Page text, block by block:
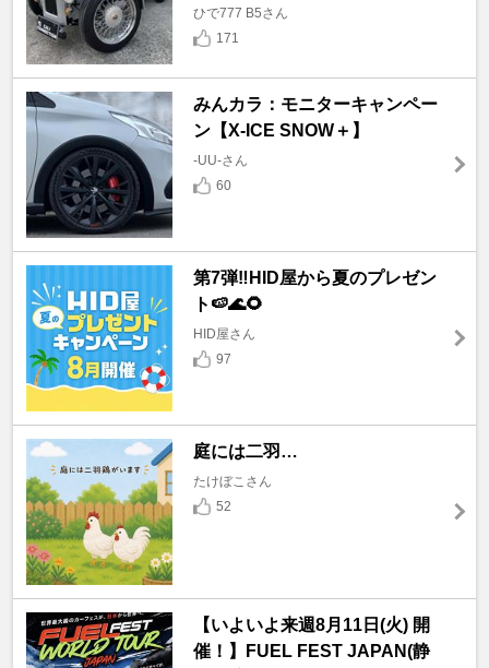
ひで777 B5さん
171
みんカラ：モニターキャンペー
ン【X-ICE SNOW＋】
-UU-さん
60
第7弾‼️HID屋から夏のプレゼン
ト🍉🌊🌻
HID屋さん
97
庭には二羽…
たけぼこさん
52
【いよいよ来週8月11日(火) 開
催！】FUEL FEST JAPAN(静